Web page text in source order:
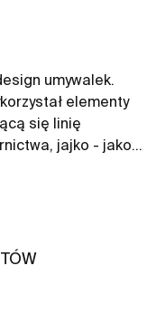
umywalek.
elementy
się linię
jajko - jako